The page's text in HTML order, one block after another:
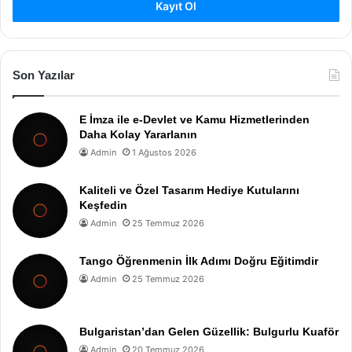
Kayıt Ol
Son Yazılar
E İmza ile e-Devlet ve Kamu Hizmetlerinden
Daha Kolay Yararlanın
Admin 1 Ağustos 2026
Kaliteli ve Özel Tasarım Hediye Kutularını
Keşfedin
Admin 25 Temmuz 2026
Tango Öğrenmenin İlk Adımı Doğru Eğitimdir
Admin 25 Temmuz 2026
Bulgaristan’dan Gelen Güzellik: Bulgurlu Kuaför
Admin 20 Temmuz 2026